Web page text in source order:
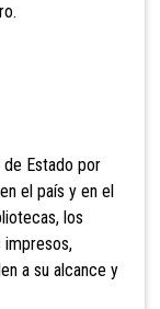
Estado por
el país y en el
los
impresos,
a su alcance y